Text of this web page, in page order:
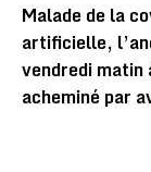
Malade de la
artificielle,
vendredi matin
acheminé par